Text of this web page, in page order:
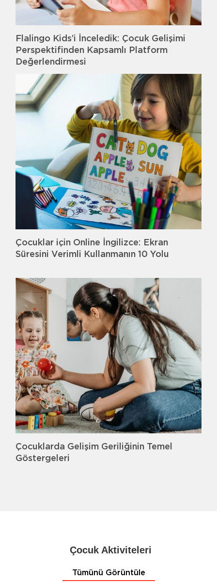
Flalingo Kids’i İnceledik: Çocuk Gelişimi
Perspektifinden Kapsamlı Platform
Değerlendirmesi
Çocuklar için Online İngilizce: Ekran
Süresini Verimli Kullanmanın 10 Yolu
Çocuklarda Gelişim Geriliğinin Temel
Göstergeleri
Çocuk Aktiviteleri
Tümünü Görüntüle